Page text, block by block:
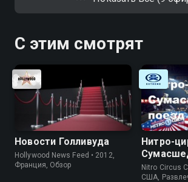
С этим смотрят
Новости Голливуда
Hollywood News Feed • 2012,
Франция, Обзор
Нитро-
Nitro Circus
США,